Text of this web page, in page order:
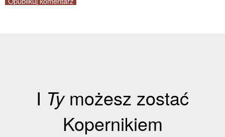
I Tymożesz zostać
Kopernikiem